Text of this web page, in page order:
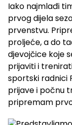
Iako najmlađi
prvog dijela
prvenstvu.
proljeće, a do
djevojčice koje
prijaviti i
sportski radnici
prijave i počnu
pripremam